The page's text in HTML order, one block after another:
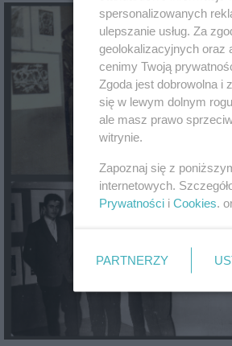
spersonalizowanych
ulepszanie usług. Za
geolokalizacyjnych oraz
cenimy Twoją
Zgoda jest dobrowolna
się w lewym dolnym
ale masz prawo
witrynie.
Zapoznaj się z
internetowych.
Prywatności i Cookies.
PARTNERZY